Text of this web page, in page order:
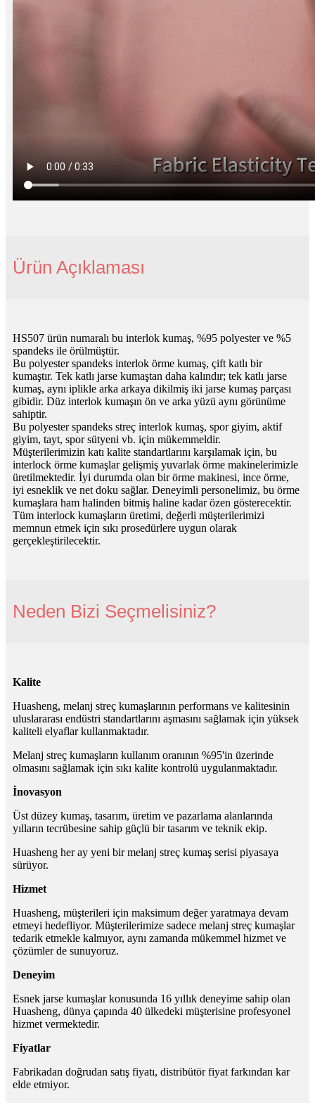
Ürün Açıklaması
HS507 ürün numaralı bu interlok kumaş, %95 polyester ve %5
spandeks ile örülmüştür.
Bu polyester spandeks interlok örme kumaş, çift katlı bir
kumaştır. Tek katlı jarse kumaştan daha kalındır; tek katlı jarse
kumaş, aynı iplikle arka arkaya dikilmiş iki jarse kumaş parçası
gibidir. Düz interlok kumaşın ön ve arka yüzü aynı görünüme
sahiptir.
Bu polyester spandeks streç interlok kumaş, spor giyim, aktif
giyim, tayt, spor sütyeni vb. için mükemmeldir.
Müşterilerimizin katı kalite standartlarını karşılamak için, bu
interlock örme kumaşlar gelişmiş yuvarlak örme makinelerimizle
üretilmektedir. İyi durumda olan bir örme makinesi, ince örme,
iyi esneklik ve net doku sağlar. Deneyimli personelimiz, bu örme
kumaşlara ham halinden bitmiş haline kadar özen gösterecektir.
Tüm interlock kumaşların üretimi, değerli müşterilerimizi
memnun etmek için sıkı prosedürlere uygun olarak
gerçekleştirilecektir.
Neden Bizi Seçmelisiniz?
Kalite
Huasheng, melanj streç kumaşlarının performans ve kalitesinin
uluslararası endüstri standartlarını aşmasını sağlamak için yüksek
kaliteli elyaflar kullanmaktadır.
Melanj streç kumaşların kullanım oranının %95'in üzerinde
olmasını sağlamak için sıkı kalite kontrolü uygulanmaktadır.
İnovasyon
Üst düzey kumaş, tasarım, üretim ve pazarlama alanlarında
yılların tecrübesine sahip güçlü bir tasarım ve teknik ekip.
Huasheng her ay yeni bir melanj streç kumaş serisi piyasaya
sürüyor.
Hizmet
Huasheng, müşterileri için maksimum değer yaratmaya devam
etmeyi hedefliyor. Müşterilerimize sadece melanj streç kumaşlar
tedarik etmekle kalmıyor, aynı zamanda mükemmel hizmet ve
çözümler de sunuyoruz.
Deneyim
Esnek jarse kumaşlar konusunda 16 yıllık deneyime sahip olan
Huasheng, dünya çapında 40 ülkedeki müşterisine profesyonel
hizmet vermektedir.
Fiyatlar
Fabrikadan doğrudan satış fiyatı, distribütör fiyat farkından kar
elde etmiyor.